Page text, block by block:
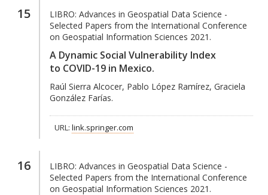
15 LIBRO: Advances in Geospatial Data Science -
Selected Papers from the International Conference
on Geospatial Information Sciences 2021.
A Dynamic Social Vulnerability Index
to COVID-19 in Mexico.
Raúl Sierra Alcocer, Pablo López Ramírez, Graciela
González Farías.
URL: link.springer.com
16 LIBRO: Advances in Geospatial Data Science -
Selected Papers from the International Conference
on Geospatial Information Sciences 2021.